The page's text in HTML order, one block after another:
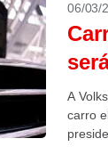
06/03/
A
carro